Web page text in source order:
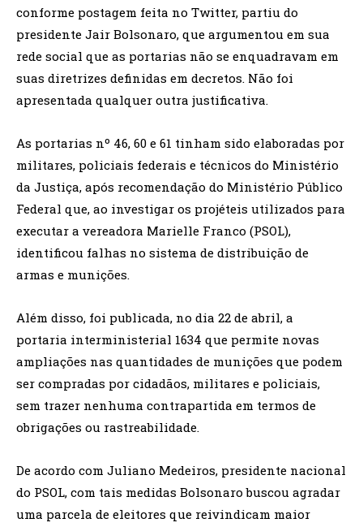
conforme postagem feita no Twitter, partiu do
presidente Jair Bolsonaro, que argumentou em sua
rede social que as portarias não se enquadravam em
suas diretrizes definidas em decretos. Não foi
apresentada qualquer outra justificativa.
As portarias nº 46, 60 e 61 tinham sido elaboradas por
militares, policiais federais e técnicos do Ministério
da Justiça, após recomendação do Ministério Público
Federal que, ao investigar os projéteis utilizados para
executar a vereadora Marielle Franco (PSOL),
identificou falhas no sistema de distribuição de
armas e munições.
Além disso, foi publicada, no dia 22 de abril, a
portaria interministerial 1634 que permite novas
ampliações nas quantidades de munições que podem
ser compradas por cidadãos, militares e policiais,
sem trazer nenhuma contrapartida em termos de
obrigações ou rastreabilidade.
De acordo com Juliano Medeiros, presidente nacional
do PSOL, com tais medidas Bolsonaro buscou agradar
uma parcela de eleitores que reivindicam maior